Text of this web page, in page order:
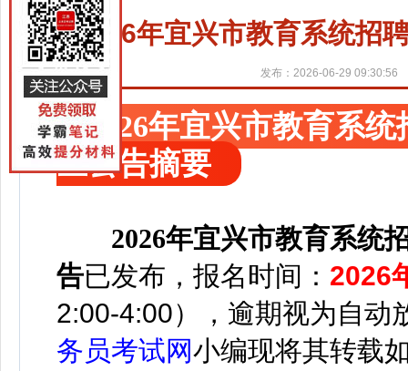
2026年宜兴市教育系统招
发布：2026-06-29 09:30:56
2026年宜兴市教育系
生公告摘要
2026年宜兴市教育系统
告已发布， 报名时间： 2026
2:00-4:00），逾期视为自动
务员考试网小编现将其转载